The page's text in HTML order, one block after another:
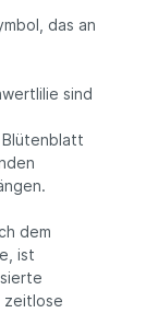
das an
sind
dem
ist
zeitlose